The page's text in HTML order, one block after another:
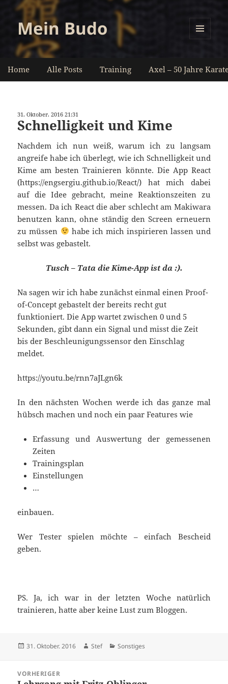
Mein Budo
Home Alle Posts Training Axel – 50 Jahre
31. Oktober. 2016 21:31
Schnelligkeit und Kime
Nachdem ich nun weiß, warum ich zu langsam
angreife habe ich überlegt, wie ich Schnelligkeit und
Kime am besten Trainieren könnte. Die App React
(https://engsergiu.github.io/React/) hat mich dabei
auf die Idee gebracht, meine Reaktionszeiten zu
messen. Da ich React die aber schlecht am Makiwara
benutzen kann, ohne ständig den Screen erneuern
zu müssen
habe ich mich inspirieren lassen und
selbst was gebastelt.
Tusch – Tata die Kime-App ist da :).
Na sagen wir ich habe zunächst einmal einen Proof-
of-Concept gebastelt der bereits recht gut
funktioniert. Die App wartet zwischen 0 und 5
Sekunden, gibt dann ein Signal und misst die Zeit
bis der Beschleunigungssensor den Einschlag
meldet.
https://youtu.be/rnn7aJLgn6k
In den nächsten Wochen werde ich das ganze mal
hübsch machen und noch ein paar Features wie
Erfassung und Auswertung der gemessenen
Zeiten
Trainingsplan
Einstellungen
…
einbauen.
Wer Tester spielen möchte – einfach Bescheid
geben.
PS. Ja, ich war in der letzten Woche natürlich
trainieren, hatte aber keine Lust zum Bloggen.
Veröffentlicht
31. Oktober. 2016 Autor
Stef Kategorien
Sonstiges
VORHERIGER